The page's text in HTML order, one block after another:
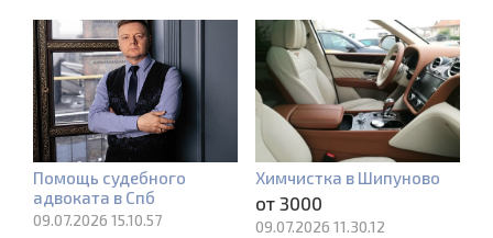
Помощь судебного
адвоката в Спб
09.07.2026 15.10.57
Химчистка в Шипуново
от 3000
09.07.2026 11.30.12